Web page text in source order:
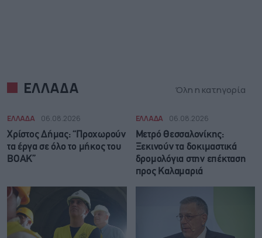
ΕΛΛΑΔΑ Όλη η κατηγορία
ΕΛΛΑΔΑ 06.08.2026
Χρίστος Δήμας: “Προχωρούν
τα έργα σε όλο το μήκος του
ΒΟΑΚ”
ΕΛΛΑΔΑ 06.08.2026
Μετρό Θεσσαλονίκης:
Ξεκινούν τα δοκιμαστικά
δρομολόγια στην επέκταση
προς Καλαμαριά